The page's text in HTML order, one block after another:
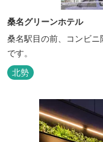
桑名グリーンホテル
桑名駅目の前、コンビ
です。
北勢